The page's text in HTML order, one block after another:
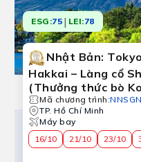
ESG:75 | LEI:78
Nhật Bản:
Hakkai – Làng cổ
(Thưởng thức bò
Mã chương trình:
TP. Hồ Chí Minh
Máy bay
16/10
21/10 23/10